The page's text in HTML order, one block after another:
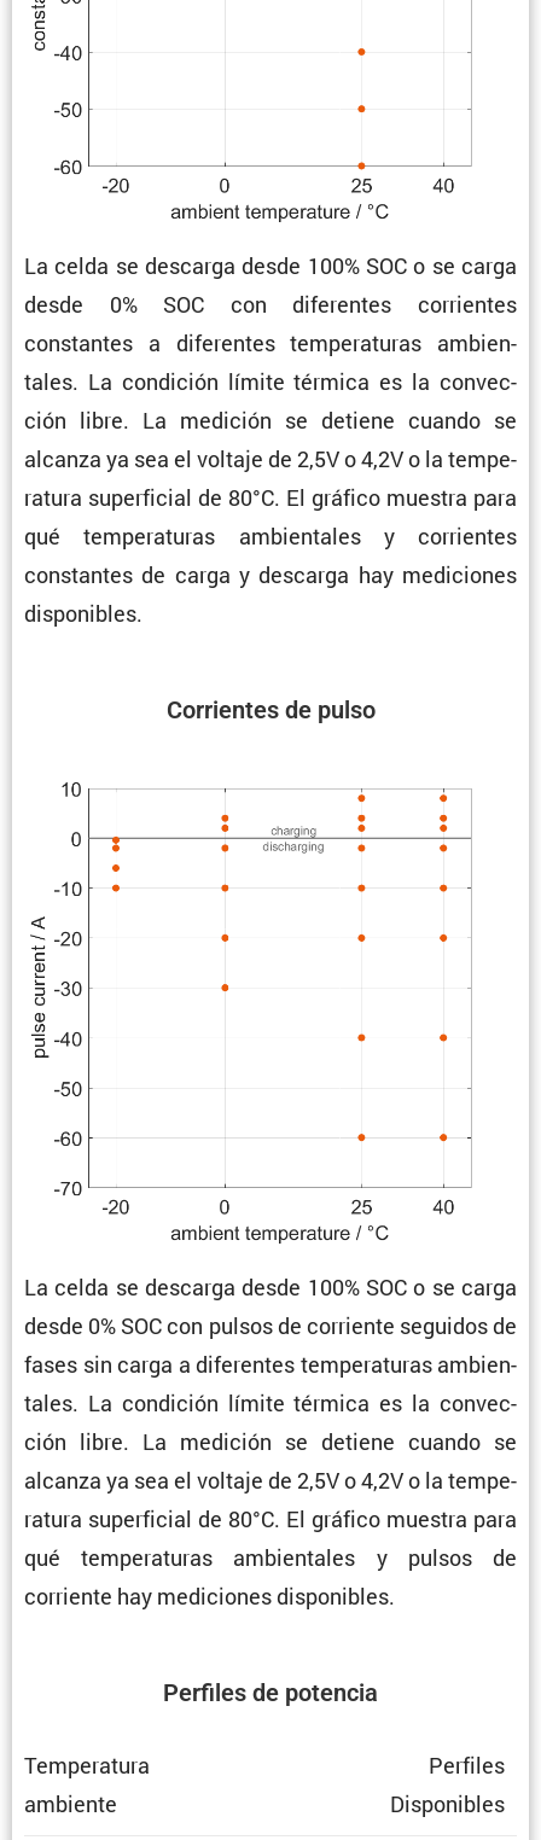
La celda se descarga desde 100% SOC o se carga
desde 0% SOC con diferentes corrientes
constantes a diferentes tempe­ra­turas ambien­
tales. La condi­ción límite térmica es la convec­
ción libre. La medición se detiene cuando se
alcanza ya sea el voltaje de 2,5V o 4,2V o la tempe­
ra­tura super­fi­cial de 80°C. El gráfico muestra para
qué tempe­ra­turas ambien­tales y corrientes
constantes de carga y descarga hay mediciones
disponibles.
Corrientes de pulso
La celda se descarga desde 100% SOC o se carga
desde 0% SOC con pulsos de corriente seguidos de
fases sin carga a diferentes tempe­ra­turas ambien­
tales. La condi­ción límite térmica es la convec­
ción libre. La medición se detiene cuando se
alcanza ya sea el voltaje de 2,5V o 4,2V o la tempe­
ra­tura super­fi­cial de 80°C. El gráfico muestra para
qué tempe­ra­turas ambien­tales y pulsos de
corriente hay mediciones disponibles.
Perfiles de potencia
Tempe­ra­tura
ambiente
Perfiles
Dispo­ni­bles